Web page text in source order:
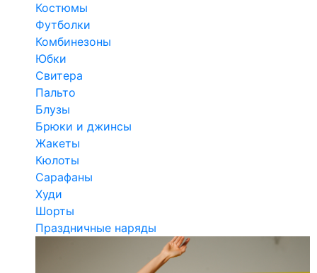
Костюмы
Футболки
Комбинезоны
Юбки
Свитера
Пальто
Блузы
Брюки и джинсы
Жакеты
Кюлоты
Сарафаны
Худи
Шорты
Праздничные наряды